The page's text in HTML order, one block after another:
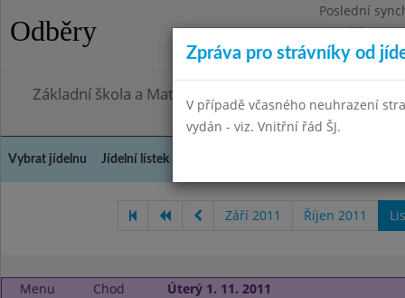
Odběry
Poslední
Pondělí
Omezení
Základní škola a Mateřská škola, Praha 4, Ohradní 49
Vybrat jídelnu Jídelní lístek
Září 2011 Říjen 2011
Menu Chod Úterý 1. 11. 2011
Zpráva pro strávníky od
V případě včasného neuhrazení
vydán - viz. Vnitřní řád ŠJ.